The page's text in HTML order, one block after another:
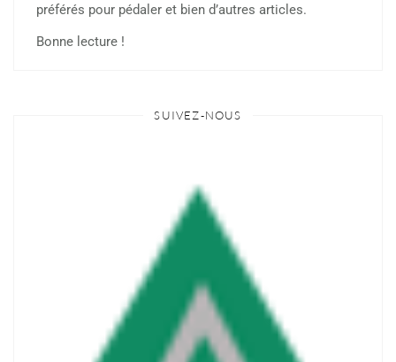
préférés pour pédaler et bien d’autres articles.
Bonne lecture !
SUIVEZ-NOUS